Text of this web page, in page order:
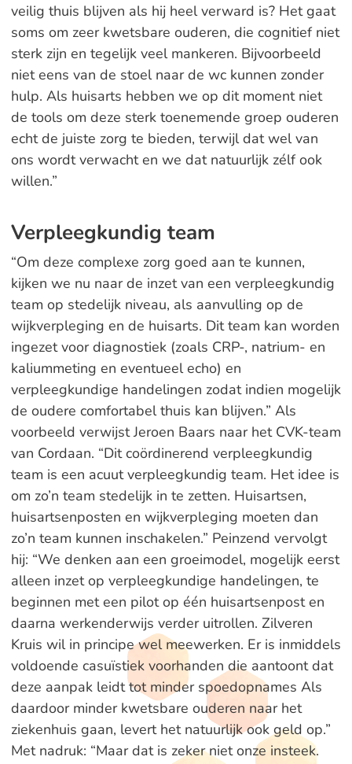
veilig thuis blijven als hij heel verward is? Het gaat
soms om zeer kwetsbare ouderen, die cognitief niet
sterk zijn en tegelijk veel mankeren. Bijvoorbeeld
niet eens van de stoel naar de wc kunnen zonder
hulp. Als huisarts hebben we op dit moment niet
de tools om deze sterk toenemende groep ouderen
echt de juiste zorg te bieden, terwijl dat wel van
ons wordt verwacht en we dat natuurlijk zélf ook
willen.”
Verpleegkundig team
“Om deze complexe zorg goed aan te kunnen,
kijken we nu naar de inzet van een verpleegkundig
team op stedelijk niveau, als aanvulling op de
wijkverpleging en de huisarts. Dit team kan worden
ingezet voor diagnostiek (zoals CRP-, natrium- en
kaliummeting en eventueel echo) en
verpleegkundige handelingen zodat indien mogelijk
de oudere comfortabel thuis kan blijven.” Als
voorbeeld verwijst Jeroen Baars naar het CVK-team
van Cordaan. “Dit coördinerend verpleegkundig
team is een acuut verpleegkundig team. Het idee is
om zo’n team stedelijk in te zetten. Huisartsen,
huisartsenposten en wijkverpleging moeten dan
zo’n team kunnen inschakelen.” Peinzend vervolgt
hij: “We denken aan een groeimodel, mogelijk eerst
alleen inzet op verpleegkundige handelingen, te
beginnen met een pilot op één huisartsenpost en
daarna werkenderwijs verder uitrollen. Zilveren
Kruis wil in principe wel meewerken. Er is inmiddels
voldoende casuïstiek voorhanden die aantoont dat
deze aanpak leidt tot minder spoedopnames Als
daardoor minder kwetsbare ouderen naar het
ziekenhuis gaan, levert het natuurlijk ook geld op.”
Met nadruk: “Maar dat is zeker niet onze insteek.